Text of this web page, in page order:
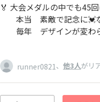
🏅 大会メダルの中でも45
本当 素敵で記念に💓な
毎年 デザインが変わら
runner0821 、 他3人がリ